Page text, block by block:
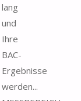
lang
und
Ihre
BAC-
Ergebnisse
werden...